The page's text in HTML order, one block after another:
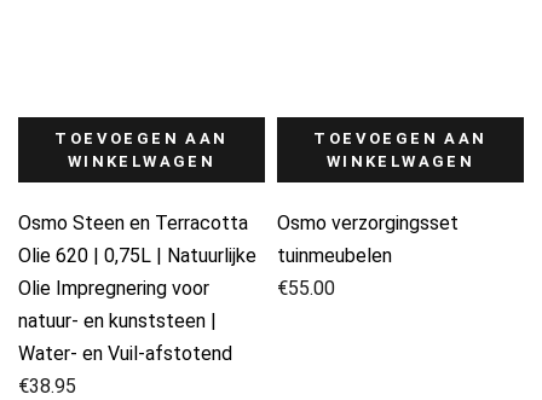
TOEVOEGEN AAN
WINKELWAGEN
Osmo Steen en Terracotta
Olie 620 | 0,75L | Natuurlijke
Olie Impregnering voor
natuur- en kunststeen |
Water- en Vuil-afstotend
€38.95
TOEVOEGEN AAN
WINKELWAGEN
Osmo verzorgingsset
tuinmeubelen
€55.00